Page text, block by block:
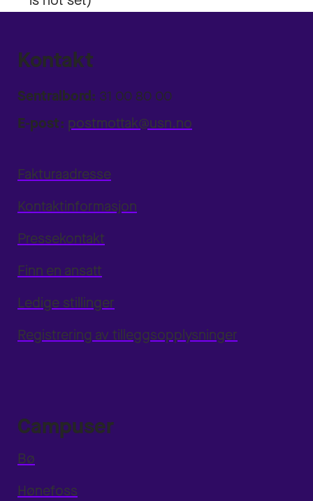
Kontakt
Sentralbord: 31 00 80 00
E-post: postmottak@usn.no
Fakturaadresse
Kontaktinformasjon
Pressekontakt
Finn en ansatt
Ledige stillinger
Registrering av tilleggsopplysninger
Campuser
Bø
Hønefoss